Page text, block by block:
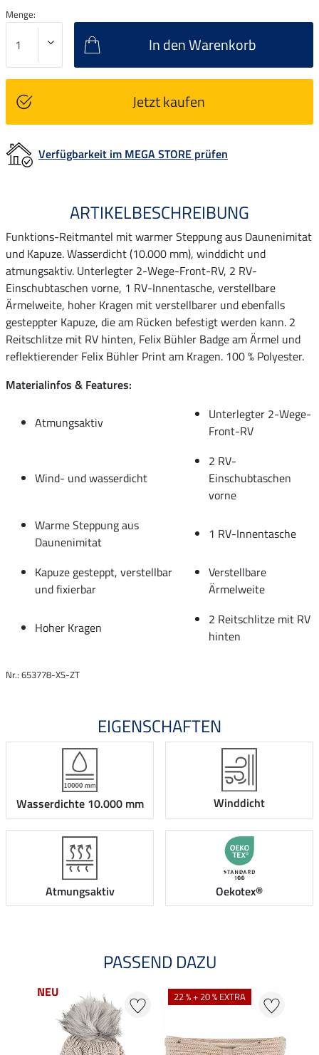
Menge:
In den Warenkorb
Jetzt kaufen
Verfügbarkeit im MEGA STORE prüfen
ARTIKELBESCHREIBUNG
Funktions-Reitmantel mit warmer Steppung aus Daunenimitat
und Kapuze. Wasserdicht (10.000 mm), winddicht und
atmungsaktiv. Unterlegter 2-Wege-Front-RV, 2 RV-
Einschubtaschen vorne, 1 RV-Innentasche, verstellbare
Ärmelweite, hoher Kragen mit verstellbarer und ebenfalls
gesteppter Kapuze, die am Rücken befestigt werden kann. 2
Reitschlitze mit RV hinten, Felix Bühler Badge am Ärmel und
reflektierender Felix Bühler Print am Kragen. 100 % Polyester.
Materialinfos & Features:
Atmungsaktiv
Unterlegter 2-Wege-
Front-RV
Wind- und wasserdicht
2 RV-
Einschubtaschen
vorne
Warme Steppung aus
Daunenimitat
1 RV-Innentasche
Kapuze gesteppt, verstellbar
und fixierbar
Verstellbare
Ärmelweite
Hoher Kragen
2 Reitschlitze mit RV
hinten
Nr.: 653778-XS-ZT
EIGENSCHAFTEN
Wasserdichte 10.000 mm Winddicht
Atmungsaktiv Oekotex®
PASSEND DAZU
NEU 22 % + 20 % EXTRA